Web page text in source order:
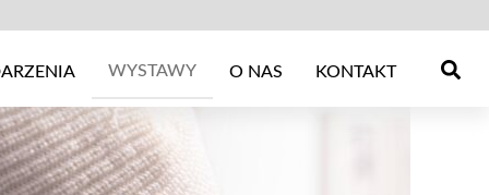
WYSTAWY O NAS KONTAKT